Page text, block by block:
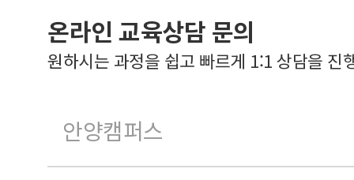
온라인 교육상담 문의
원하시는 과정을 쉽고 빠르게 1:1 상담을 진